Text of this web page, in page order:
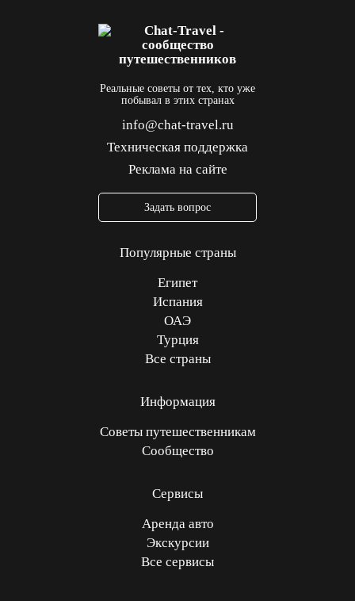
Реальные советы от тех, кто уже
побывал в этих странах
info@chat-travel.ru
Техническая поддержка
Реклама на сайте
Задать вопрос
Популярные страны
Египет
Испания
ОАЭ
Турция
Все страны
Информация
Советы путешественникам
Сообщество
Сервисы
Аренда авто
Экскурсии
Все сервисы